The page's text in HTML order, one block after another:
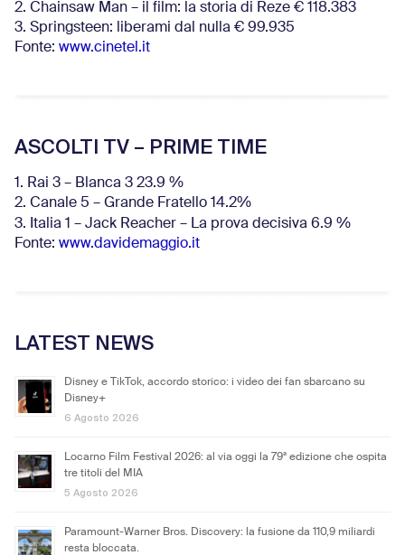
2. Chainsaw Man – il film: la storia di Reze € 118.383
3. Springsteen: liberami dal nulla € 99.935
Fonte: www.cinetel.it
ASCOLTI TV – PRIME TIME
1. Rai 3 – Blanca 3 23.9 %
2. Canale 5 – Grande Fratello 14.2%
3. Italia 1 – Jack Reacher – La prova decisiva 6.9 %
Fonte: www.davidemaggio.it
LATEST NEWS
Disney e TikTok, accordo storico: i video dei fan sbarcano su
Disney+
6 Agosto 2026
Locarno Film Festival 2026: al via oggi la 79ª edizione che ospita
tre titoli del MIA
5 Agosto 2026
Paramount-Warner Bros. Discovery: la fusione da 110,9 miliardi
resta bloccata.